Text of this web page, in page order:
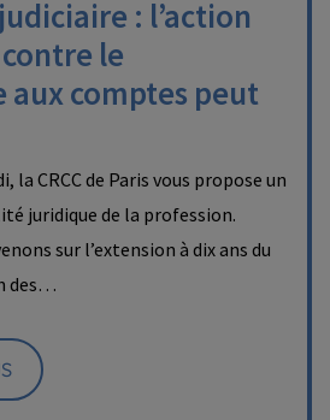
: l’action
le
aux comptes peut
la CRCC de Paris vous propose un
juridique de la profession.
sur l’extension à dix ans du
des…